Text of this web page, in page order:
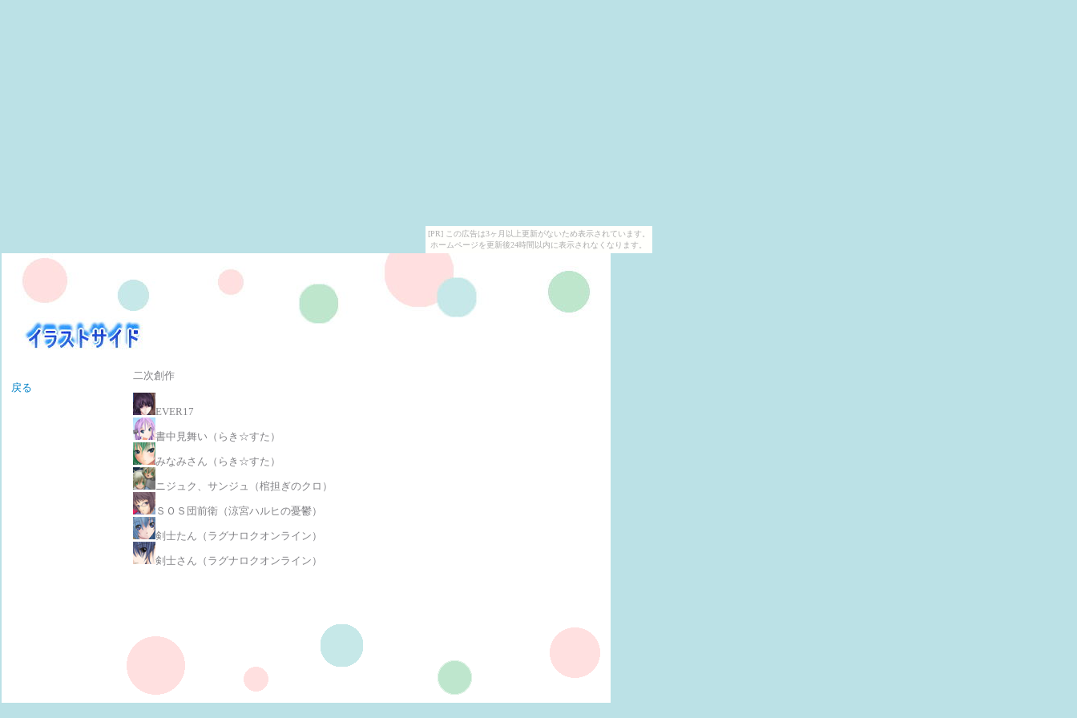
[PR] この広告は3ヶ月以上更新がないため表示されています。
ホームページを更新後24時間以内に表示されなくなります。
戻る
二次創作
EVER17
書中見舞い（らき☆すた）
みなみさん（らき☆すた）
ニジュク、サンジュ（棺担ぎのクロ）
ＳＯＳ団前衛（涼宮ハルヒの憂鬱）
剣士たん（ラグナロクオンライン）
剣士さん（ラグナロクオンライン）